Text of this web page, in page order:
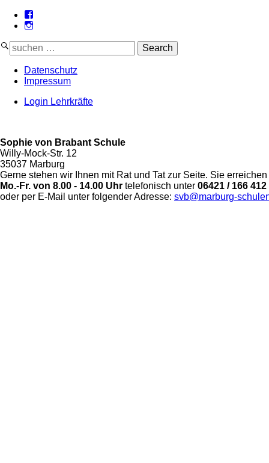
Datenschutz
Impressum
Login Lehrkräfte
Sophie von Brabant Schule
Willy-Mock-Str. 12
35037 Marburg
Gerne stehen wir Ihnen mit Rat und Tat zur Seite. Sie
Mo.-Fr. von 8.00 - 14.00 Uhr telefonisch unter 06421 / 166 412
oder per E-Mail unter folgender Adresse: svb@marburg-